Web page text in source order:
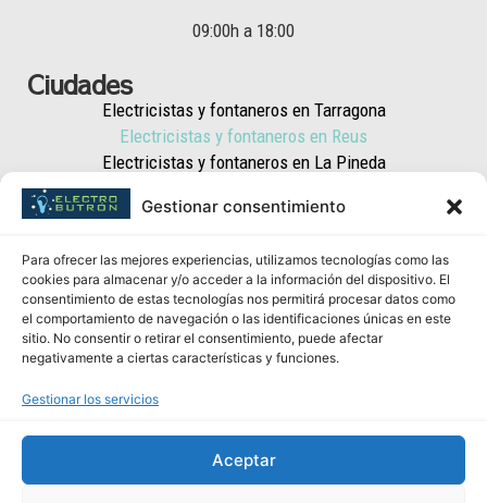
Gestionar consentimiento
Para ofrecer las mejores experiencias, utilizamos tecnologías como las
cookies para almacenar y/o acceder a la información del dispositivo. El
consentimiento de estas tecnologías nos permitirá procesar datos como
el comportamiento de navegación o las identificaciones únicas en este
sitio. No consentir o retirar el consentimiento, puede afectar
negativamente a ciertas características y funciones.
Gestionar los servicios
Aceptar
09:00h a 18:00
Ciudades
Electricistas y fontaneros en Tarragona
Electricistas y fontaneros en Reus
Electricistas y fontaneros en La Pineda
Electricistas y fontaneros en Salou
Electricistas y fontaneros en Cambrils
Electricistas y fontaneros en Vila-Seca
Electricistas y fontaneros en Torredembarra
Electricistas y fontaneros en Altafulla
Electricistas y fontaneros en Valls
Electricistas y fontaneros en Calafell
Contacto
info@electrobutron.com
660 862 587